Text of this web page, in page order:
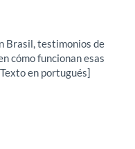
Brasil, testimonios de
cómo funcionan esas
en portugués]